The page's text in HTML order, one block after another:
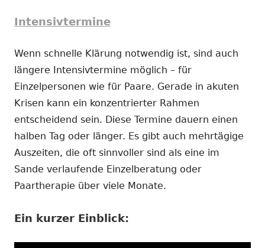
Intensivtermine
Wenn schnelle Klärung notwendig ist, sind auch
längere Intensivtermine möglich – für
Einzelpersonen wie für Paare. Gerade in akuten
Krisen kann ein konzentrierter Rahmen
entscheidend sein. Diese Termine dauern einen
halben Tag oder länger. Es gibt auch mehrtägige
Auszeiten, die oft sinnvoller sind als eine im
Sande verlaufende Einzelberatung oder
Paartherapie über viele Monate.
Ein kurzer Einblick: